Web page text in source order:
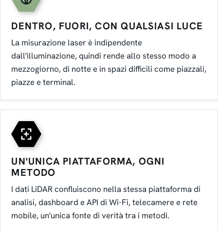
DENTRO, FUORI, CON QUALSIASI LUCE
La misurazione laser è indipendente
dall'illuminazione, quindi rende allo stesso modo a
mezzogiorno, di notte e in spazi difficili come piazzali,
piazze e terminal.
UN'UNICA PIATTAFORMA, OGNI
METODO
I dati LiDAR confluiscono nella stessa piattaforma di
analisi, dashboard e API di Wi-Fi, telecamere e rete
mobile, un'unica fonte di verità tra i metodi.